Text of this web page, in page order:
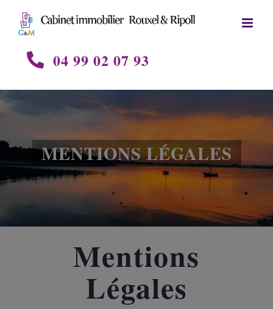
content
04 99 02 07 93
MENTIONS LÉGALES
Mentions
Légales